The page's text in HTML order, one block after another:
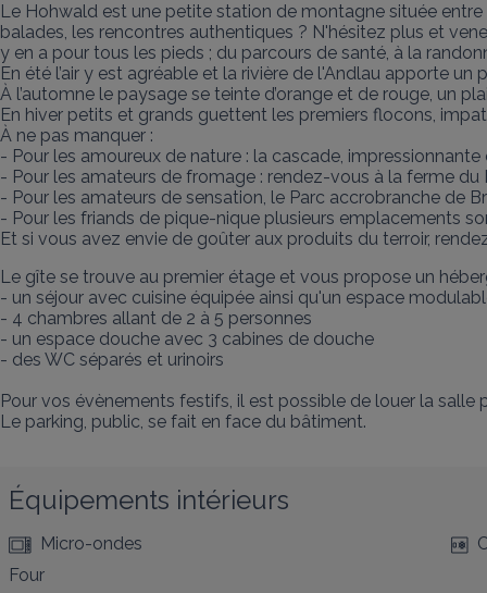
Le Hohwald est une petite station de montagne située
balades, les rencontres authentiques ? N'hésitez plus et
y en a pour tous les pieds ; du parcours de santé, à la
En été l’air y est agréable et la rivière de l'Andlau apporte un
À l’automne le paysage se teinte d’orange et de rouge, un
En hiver petits et grands guettent les premiers flocons,
À ne pas manquer :
- Pour les amoureux de nature : la cascade,
- Pour les amateurs de fromage : rendez-vous à la ferme
- Pour les amateurs de sensation, le Parc accrobranche de
- Pour les friands de pique-nique plusieurs emplacements
Et si vous avez envie de goûter aux produits du terroir,
Le gîte se trouve au premier étage et vous propose un
- un séjour avec cuisine équipée ainsi qu'un espace
- 4 chambres allant de 2 à 5 personnes
- un espace douche avec 3 cabines de douche
- des WC séparés et urinoirs
Pour vos évènements festifs, il est possible de louer la
Le parking, public, se fait en face du bâtiment.
Équipements intérieurs
Micro-ondes
Four